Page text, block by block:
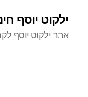
ילקוט יוסף
אתר ילקוט יוסף